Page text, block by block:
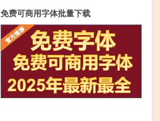
免费可商用字体批量下载